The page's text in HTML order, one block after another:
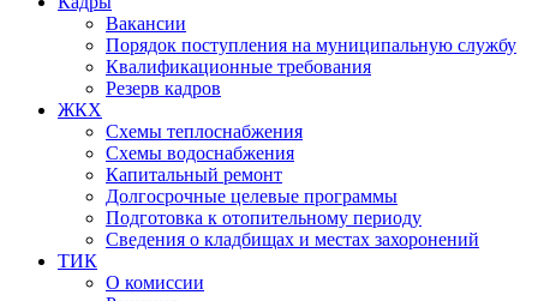
Вакансии
Порядок поступления на муниципальную службу
Квалификационные требования
Резерв кадров
ЖКХ
Схемы теплоснабжения
Схемы водоснабжения
Капитальный ремонт
Долгосрочные целевые программы
Подготовка к отопительному периоду
Сведения о кладбищах и местах захоронений
ТИК
О комиссии